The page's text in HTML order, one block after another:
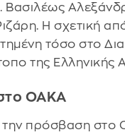
Η σχετική
τόσο στο
της Ελληνικής
ΟΑΚΑ
πρόσβαση στο